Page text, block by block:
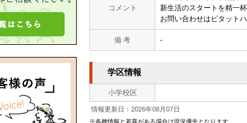
コメント
新生活のスタートを精一
お問い合わせはピタット
備 考 -
学区情報
小学校区
情報更新日：2026年08月07日
※各種情報と差異がある場合は現況優先となります